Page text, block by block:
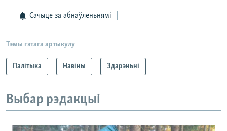
Сачыце за абнаўленьнямі
Тэмы гэтага артыкулу
Палітыка Навіны Здарэньні
Выбар рэдакцыі